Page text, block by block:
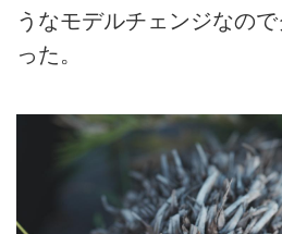
うなモデルチェンジなの
った。